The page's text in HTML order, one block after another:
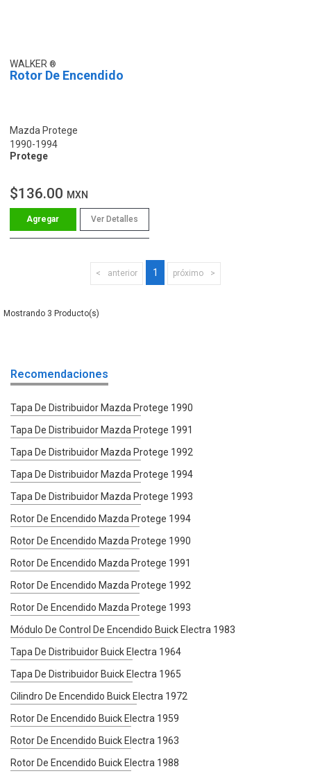
WALKER
Rotor De Encendido
Mazda Protege
1990-1994
Protege
$136.00 MXN
Ver Detalles
anterior 1 próximo
3
Recomendaciones
Tapa De Distribuidor Mazda Protege 1990
Tapa De Distribuidor Mazda Protege 1991
Tapa De Distribuidor Mazda Protege 1992
Tapa De Distribuidor Mazda Protege 1994
Tapa De Distribuidor Mazda Protege 1993
Rotor De Encendido Mazda Protege 1994
Rotor De Encendido Mazda Protege 1990
Rotor De Encendido Mazda Protege 1991
Rotor De Encendido Mazda Protege 1992
Rotor De Encendido Mazda Protege 1993
Módulo De Control De Encendido Buick Electra 1983
Tapa De Distribuidor Buick Electra 1964
Tapa De Distribuidor Buick Electra 1965
Cilindro De Encendido Buick Electra 1972
Rotor De Encendido Buick Electra 1959
Rotor De Encendido Buick Electra 1963
Rotor De Encendido Buick Electra 1988